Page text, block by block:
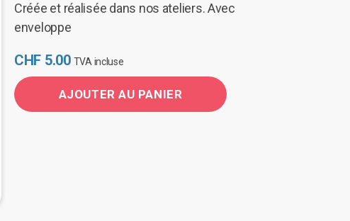
Créée et réalisée dans nos ateliers. Avec
enveloppe
CHF 5.00 TVA incluse
AJOUTER AU PANIER